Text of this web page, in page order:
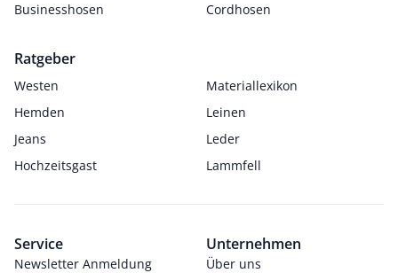
Businesshosen
Cordhosen
Ratgeber
Westen
Materiallexikon
Hemden
Leinen
Jeans
Leder
Hochzeitsgast
Lammfell
Service
Newsletter Anmeldung
Unternehmen
Über uns